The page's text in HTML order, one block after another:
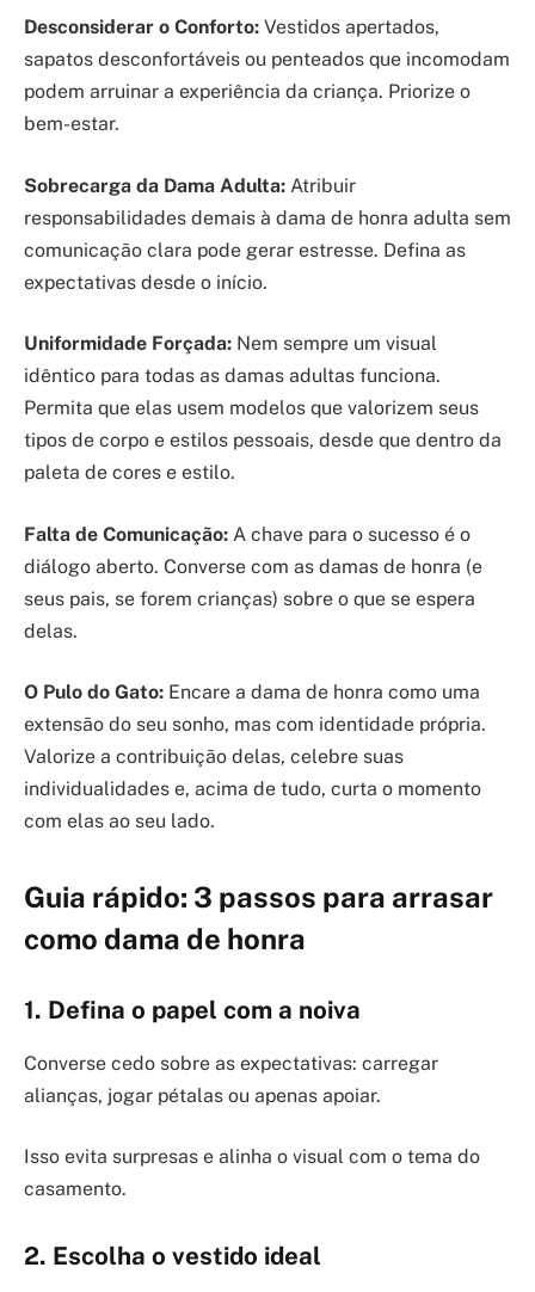
Desconsiderar o Conforto: Vestidos apertados,
sapatos desconfortáveis ou penteados que incomodam
podem arruinar a experiência da criança. Priorize o
bem-estar.
Sobrecarga da Dama Adulta: Atribuir
responsabilidades demais à dama de honra adulta sem
comunicação clara pode gerar estresse. Defina as
expectativas desde o início.
Uniformidade Forçada: Nem sempre um visual
idêntico para todas as damas adultas funciona.
Permita que elas usem modelos que valorizem seus
tipos de corpo e estilos pessoais, desde que dentro da
paleta de cores e estilo.
Falta de Comunicação: A chave para o sucesso é o
diálogo aberto. Converse com as damas de honra (e
seus pais, se forem crianças) sobre o que se espera
delas.
O Pulo do Gato: Encare a dama de honra como uma
extensão do seu sonho, mas com identidade própria.
Valorize a contribuição delas, celebre suas
individualidades e, acima de tudo, curta o momento
com elas ao seu lado.
Guia rápido: 3 passos para arrasar
como dama de honra
1. Defina o papel com a noiva
Converse cedo sobre as expectativas: carregar
alianças, jogar pétalas ou apenas apoiar.
Isso evita surpresas e alinha o visual com o tema do
casamento.
2. Escolha o vestido ideal